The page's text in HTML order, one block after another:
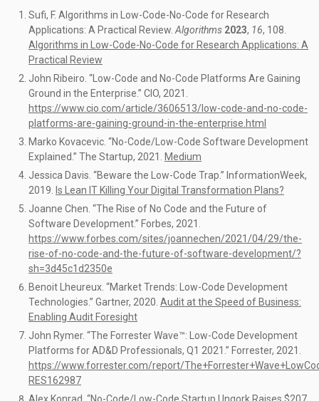
Sufi, F. Algorithms in Low-Code-No-Code for Research
Applications: A Practical Review. Algorithms 2023, 16, 108.
Algorithms in Low-Code-No-Code for Research Applications: A
Practical Review
John Ribeiro. “Low-Code and No-Code Platforms Are Gaining
Ground in the Enterprise.” CIO, 2021.
https://www.cio.com/article/3606513/low-code-and-no-code-
platforms-are-gaining-ground-in-the-enterprise.html
Marko Kovacevic. “No-Code/Low-Code Software Development
Explained.” The Startup, 2021.
Medium
Jessica Davis. “Beware the Low-Code Trap.” InformationWeek,
2019.
Is Lean IT Killing Your Digital Transformation Plans?
Joanne Chen. “The Rise of No Code and the Future of
Software Development.” Forbes, 2021.
https://www.forbes.com/sites/joannechen/2021/04/29/the-
rise-of-no-code-and-the-future-of-software-development/?
sh=3d45c1d2350e
Benoit Lheureux. “Market Trends: Low-Code Development
Technologies.” Gartner, 2020. Audit at the Speed of Business:
Enabling Audit Foresight
John Rymer. “The Forrester Wave™: Low-Code Development
Platforms for AD&D Professionals, Q1 2021.” Forrester, 2021.
https://www.forrester.com/report/
RES162987